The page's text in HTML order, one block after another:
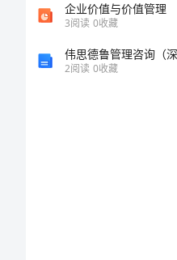
2024
企业价值与价值管理
3阅读 0收藏
2阅读 0收藏